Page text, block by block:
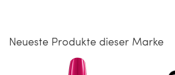
Neueste Produkte dieser Marke